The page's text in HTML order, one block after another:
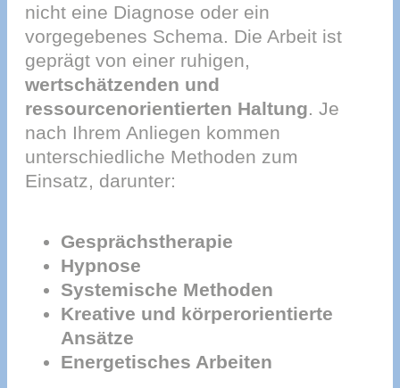
nicht eine Diagnose oder ein
vorgegebenes Schema. Die Arbeit ist
geprägt von einer ruhigen,
wertschätzenden und
ressourcenorientierten Haltung. Je
nach Ihrem Anliegen kommen
unterschiedliche Methoden zum
Einsatz, darunter:
Gesprächstherapie
Hypnose
Systemische Methoden
Kreative und körperorientierte
Ansätze
Energetisches Arbeiten